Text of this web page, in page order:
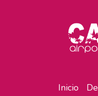
Inicio